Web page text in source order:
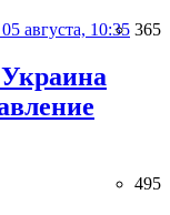
05 августа, 10:35 365
495